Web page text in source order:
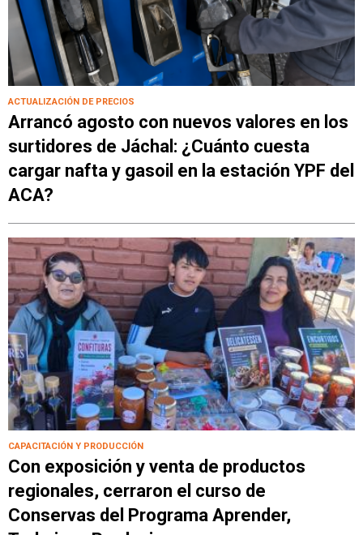
ACTUALIZACIÓN DE PRECIOS
Arrancó agosto con nuevos valores en los
surtidores de Jáchal: ¿Cuánto cuesta
cargar nafta y gasoil en la estación YPF del
ACA?
CAPACITACIÓN Y PRODUCCIÓN
Con exposición y venta de productos
regionales, cerraron el curso de
Conservas del Programa Aprender,